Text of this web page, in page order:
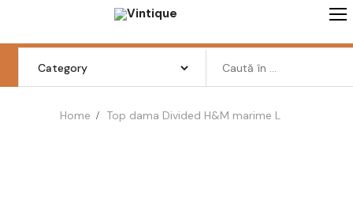
content
Home Top dama Divided H&M marime L